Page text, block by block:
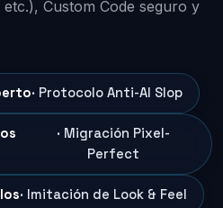
Custom Code seguro y
· Protocolo Anti-AI Slop
· Migración Pixel-
Perfect
· Imitación de Look & Feel